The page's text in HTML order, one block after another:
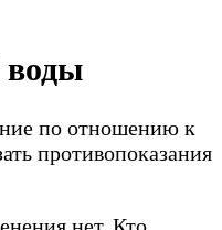
воды
по отношению к
противопоказания
нет. Кто